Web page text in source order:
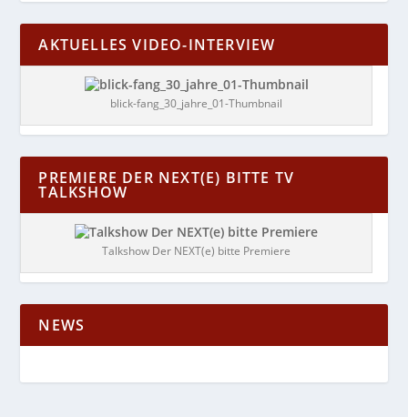
AKTUELLES VIDEO-INTERVIEW
blick-fang_30_jahre_01-Thumbnail
PREMIERE DER NEXT(E) BITTE TV
TALKSHOW
Talkshow Der NEXT(e) bitte Premiere
NEWS